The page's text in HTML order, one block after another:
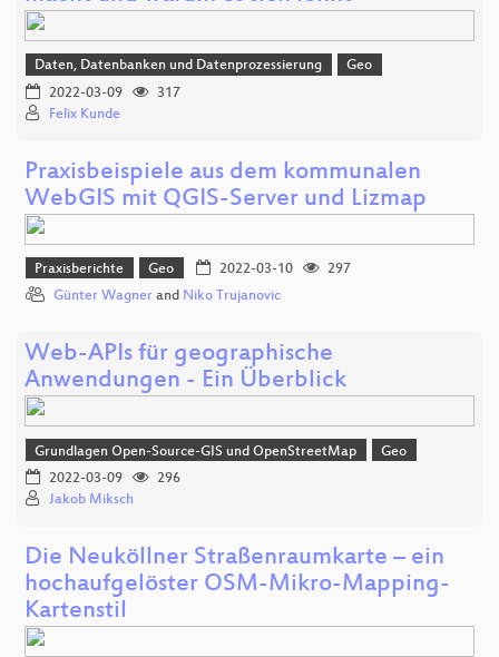
Daten, Datenbanken und Datenprozessierung
Geo
2022-03-09
317
Felix Kunde
Praxisbeispiele aus dem kommunalen
WebGIS mit QGIS-Server und Lizmap
Praxisberichte Geo 2022-03-10
297
Günter Wagner and Niko Trujanovic
Web-APIs für geographische
Anwendungen - Ein Überblick
Grundlagen Open-Source-GIS und OpenStreetMap
Geo
2022-03-09
296
Jakob Miksch
Die Neuköllner Straßenraumkarte – ein
hochaufgelöster OSM-Mikro-Mapping-
Kartenstil